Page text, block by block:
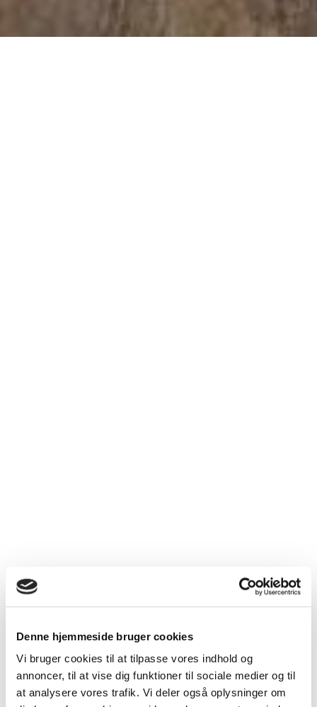
Denne hjemmeside bruger cookies
Vi bruger cookies til at tilpasse vores indhold og
annoncer, til at vise dig funktioner til sociale medier og til
at analysere vores trafik. Vi deler også oplysninger om